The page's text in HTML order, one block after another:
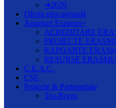
➔2020
Oferta educațională
Anunțuri Erasmus+
ACREDITARE
PROIECTE
RAPOARTE
RESURSE
C.E.A.C.
CȘE
Proiecte & Parteneriate
Tea-Borgs